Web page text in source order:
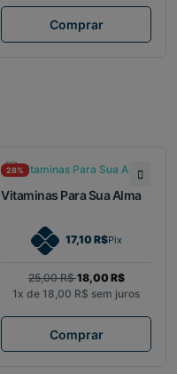
Comprar
28%
Vitaminas Para Sua Alma
17,10 R$Pix
25,00 R$18,00 R$
1x de 18,00 R$ sem juros
Comprar